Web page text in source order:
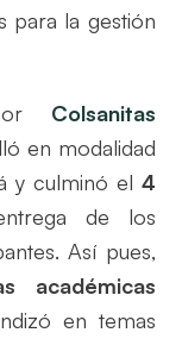
para la gestión
Colsanitas
en modalidad
y culminó el 4
de los
Así pues,
académicas
en temas